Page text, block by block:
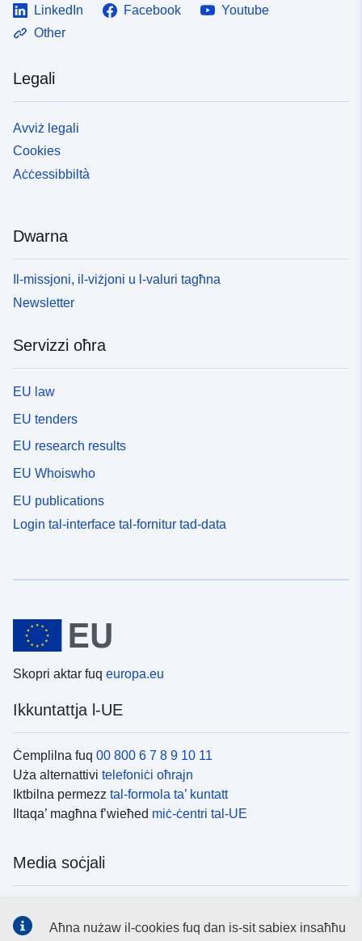
LinkedIn Facebook
Youtube
Other
Legali
Avviż legali
Cookies
Aċċessibbiltà
Dwarna
Il-missjoni, il-viżjoni u l-valuri tagħna
Newsletter
Servizzi oħra
EU law
EU tenders
EU research results
EU Whoiswho
EU publications
Login tal-interface tal-fornitur tad-data
Skopri aktar fuq europa.eu
Ikkuntattja l-UE
Ċemplilna fuq 00 800 6 7 8 9 10 11
Uża alternattivi telefoniċi oħrajn
Iktbilna permezz tal-formola ta’ kuntatt
Iltaqa’ magħna f’wieħed miċ-ċentri tal-UE
Media soċjali
Aħna nużaw il-cookies fuq dan is-sit sabiex insaħħu